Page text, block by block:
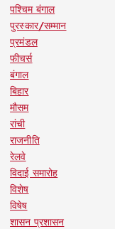
पश्चिम बंगाल
पुरस्कार/सम्मान
प्रमंडल
फीचर्स
बंगाल
बिहार
मौसम
रांची
राजनीति
रेलवे
विदाई समारोह
विशेष
विषेष
शासन प्रशासन